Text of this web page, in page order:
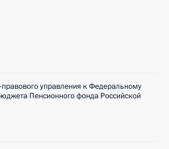
правового управления к Федеральному
Пенсионного фонда Российской